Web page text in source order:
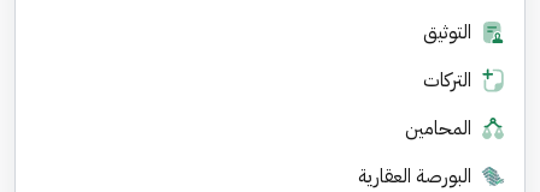
التوثيق
التركات
المحامين
البورصة العقارية